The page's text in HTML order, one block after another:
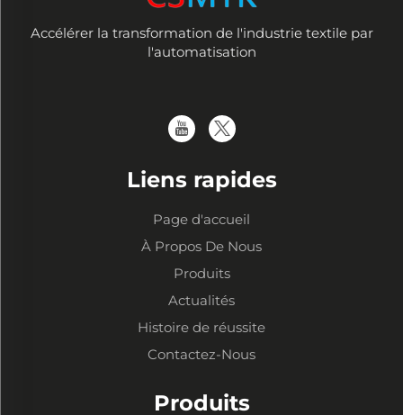
Accélérer la transformation de l'industrie textile par
l'automatisation
Liens rapides
Page d'accueil
À Propos De Nous
Produits
Actualités
Histoire de réussite
Contactez-Nous
Produits